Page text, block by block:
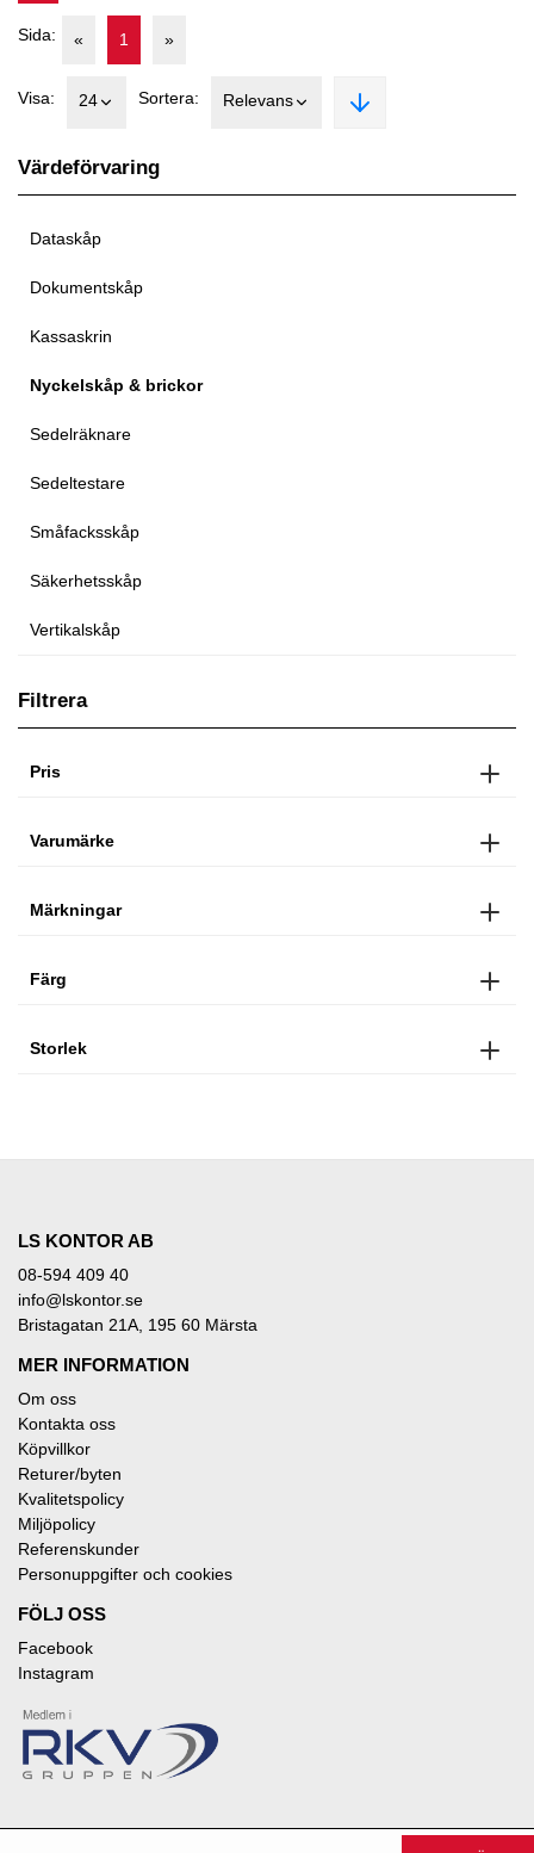
Värdeförvaring
Dataskåp
Dokumentskåp
Kassaskrin
Nyckelskåp & brickor
Sedelräknare
Sedeltestare
Småfacksskåp
Säkerhetsskåp
Vertikalskåp
Filtrera
Pris
Varumärke
Märkningar
Färg
Storlek
Sida: « 1 »
Visa: 24 Sortera: Relevans
LS KONTOR AB
08-594 409 40
info@lskontor.se
Bristagatan 21A, 195 60 Märsta
MER INFORMATION
Om oss
Kontakta oss
Köpvillkor
Returer/byten
Kvalitetspolicy
Miljöpolicy
Referenskunder
Personuppgifter och cookies
FÖLJ OSS
Facebook
Instagram